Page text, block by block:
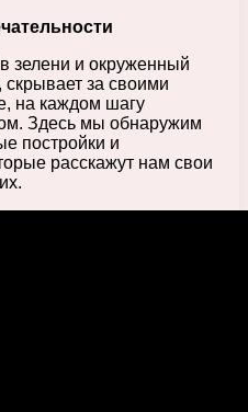
зелени и окруженный
за своими
на каждом шагу
Здесь мы обнаружим
постройки и
расскажут нам свои